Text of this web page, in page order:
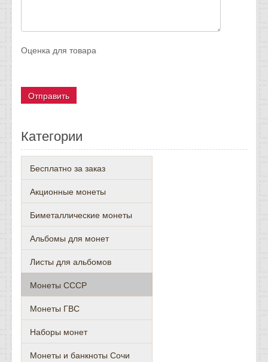
Оценка для товара
Категории
Бесплатно за заказ
Акционные монеты
Биметаллические монеты
Альбомы для монет
Листы для альбомов
Монеты СССР
Монеты ГВС
Наборы монет
Монеты и банкноты Сочи